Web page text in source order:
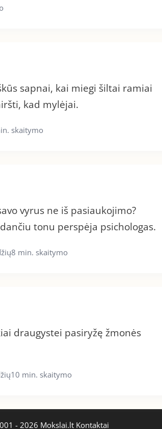
sapnai, kai miegi šiltai ramiai
kad mylėjai.
skaitymo
vyrus ne iš pasiaukojimo?
tonu perspėja psichologas.
8 min. skaitymo
draugystei pasiryžę žmonės
10 min. skaitymo
- 2026 Mokslai.lt Kontaktai